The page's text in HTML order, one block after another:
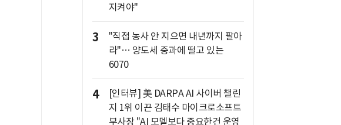
지켜야"
3
"직접 농사 안 지으면 내년까지 팔아
라"… 양도세 중과에 떨고 있는
6070
4
[인터뷰] 美 DARPA AI 사이버 챌린
지 1위 이끈 김태수 마이크로소프트
부사장 "AI 모델보다 중요한건 운영